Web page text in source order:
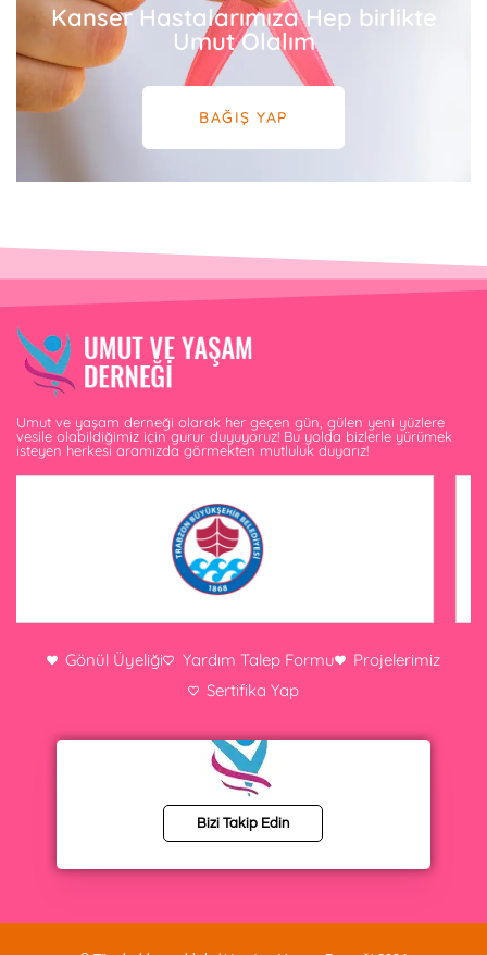
Kanser Hastalarımıza Hep birlikte
Umut Olalım
BAĞIŞ YAP
Umut ve yaşam derneği olarak her geçen gün, gülen yeni yüzlere
vesile olabildiğimiz için gurur duyuyoruz! Bu yolda bizlerle yürümek
isteyen herkesi aramızda görmekten mutluluk duyarız!
Gönül Üyeliği Yardım Talep Formu
Projelerimiz
Sertifika Yap
Bizi Takip Edin